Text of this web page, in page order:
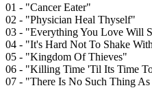
01 - "Cancer Eater"
02 - "Physician Heal Thyself"
03 - "Everything You Love Will
04 - "It's Hard Not To Shake
05 - "Kingdom Of Thieves"
06 - "Killing Time 'Til Its Time
07 - "There Is No Such Thing As